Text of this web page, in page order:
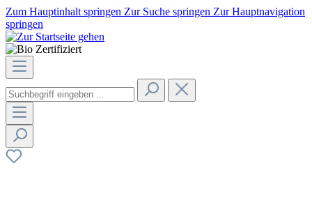
Zum Hauptinhalt springen Zur Suche springen Zur Hauptnavigation
springen